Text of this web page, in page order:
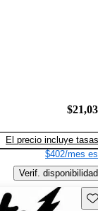
El precio incluye tasas
$402/mes
Verif. disponibilidad